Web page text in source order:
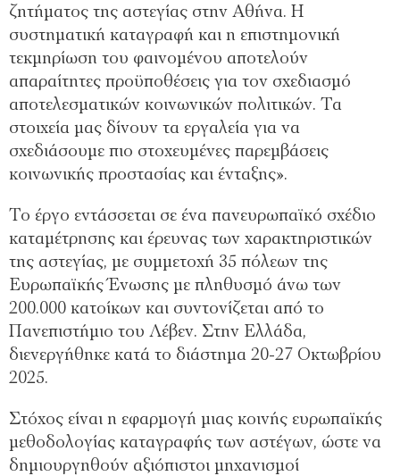
ζητήματος της αστεγίας στην Αθήνα. Η
συστηματική καταγραφή και η επιστημονική
τεκμηρίωση του φαινομένου αποτελούν
απαραίτητες προϋποθέσεις για τον σχεδιασμό
αποτελεσματικών κοινωνικών πολιτικών. Τα
στοιχεία μας δίνουν τα εργαλεία για να
σχεδιάσουμε πιο στοχευμένες παρεμβάσεις
κοινωνικής προστασίας και ένταξης».
Το έργο εντάσσεται σε ένα πανευρωπαϊκό σχέδιο
καταμέτρησης και έρευνας των χαρακτηριστικών
της αστεγίας, με συμμετοχή 35 πόλεων της
Ευρωπαϊκής Ένωσης με πληθυσμό άνω των
200.000 κατοίκων και συντονίζεται από το
Πανεπιστήμιο του Λέβεν. Στην Ελλάδα,
διενεργήθηκε κατά το διάστημα 20-27 Οκτωβρίου
2025.
Στόχος είναι η εφαρμογή μιας κοινής ευρωπαϊκής
μεθοδολογίας καταγραφής των αστέγων, ώστε να
δημιουργηθούν αξιόπιστοι μηχανισμοί